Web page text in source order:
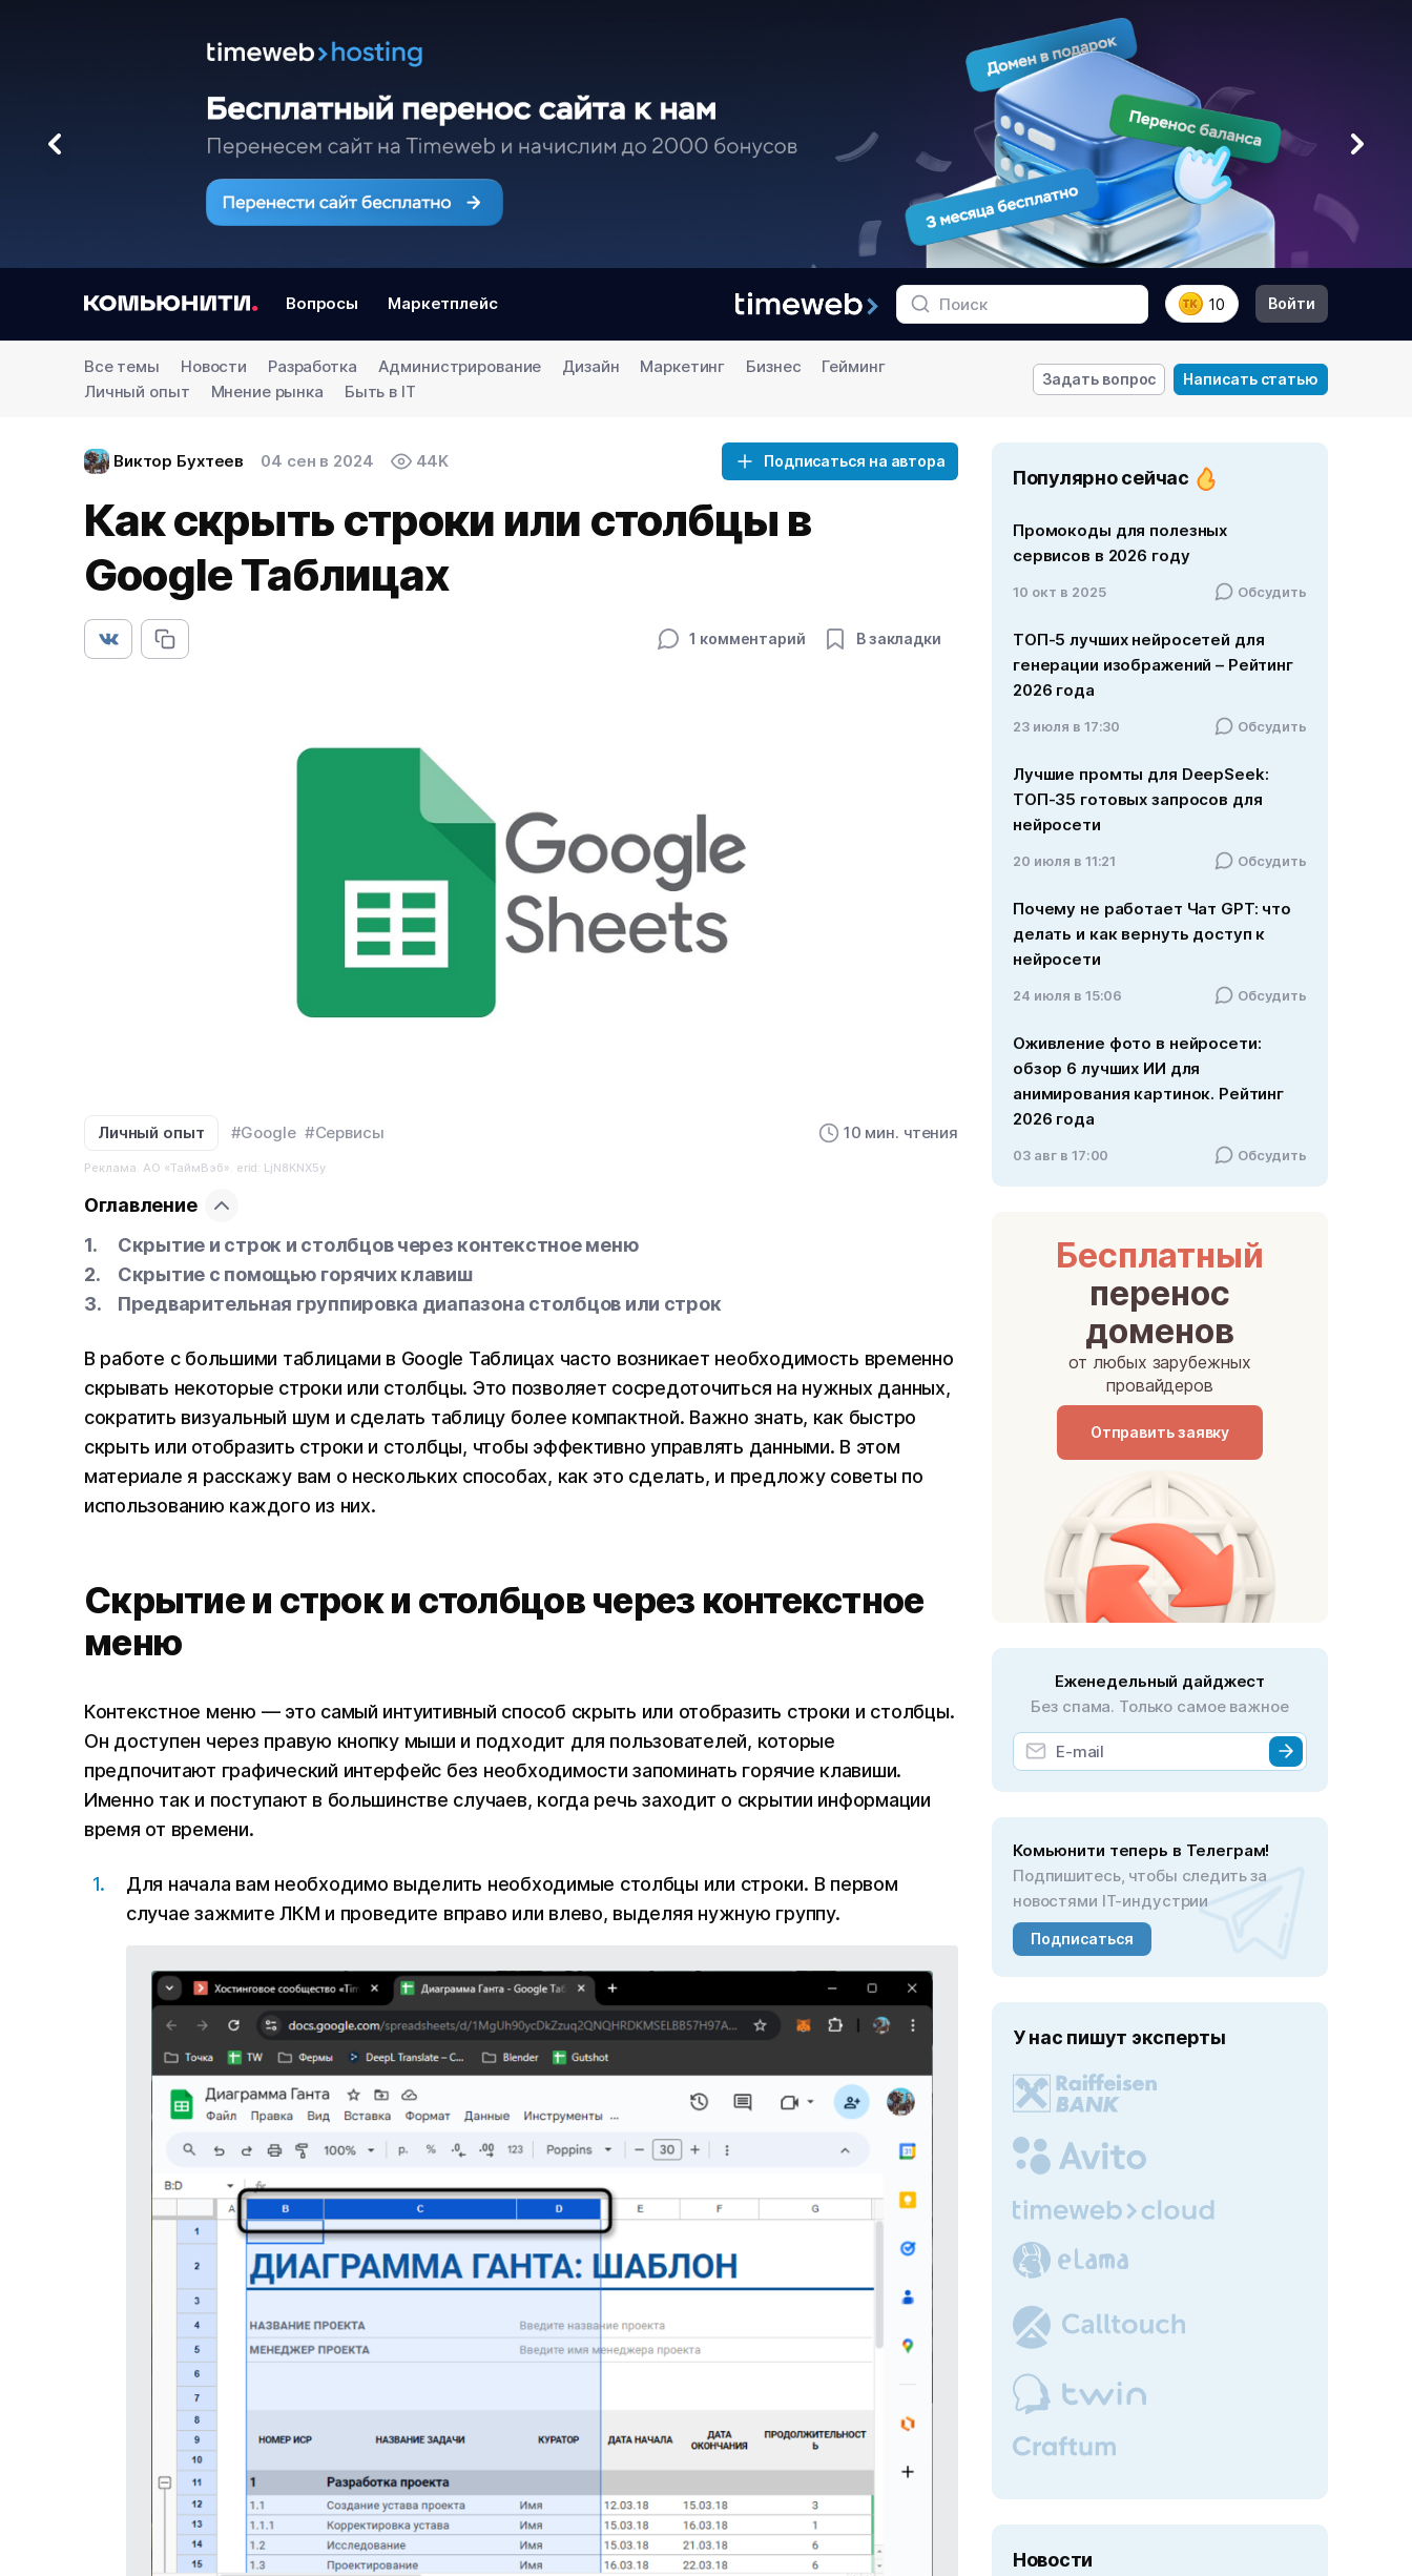
Вопросы Маркетплейс 10 Войти
Все темы Новости Разработка Администрирование Дизайн Маркетинг Бизнес
Гейминг
Личный опыт
Мнение рынка Быть в IT
Задать вопрос Написать статью
Виктор Бухтеев 04 сен в 2024 44K Подписаться на автора
Как скрыть строки или столбцы в
Google Таблицах
1 комментарий В закладки
Личный опыт #Google #Сервисы 10 мин. чтения
Реклама. АО «ТаймВэб». erid: LjN8KNX5y
Оглавление
Скрытие и строк и столбцов через контекстное меню
Скрытие с помощью горячих клавиш
Предварительная группировка диапазона столбцов или строк
В работе с большими таблицами в Google Таблицах часто возникает необходимость временно
скрывать некоторые строки или столбцы. Это позволяет сосредоточиться на нужных данных,
сократить визуальный шум и сделать таблицу более компактной. Важно знать, как быстро
скрыть или отобразить строки и столбцы, чтобы эффективно управлять данными. В этом
материале я расскажу вам о нескольких способах, как это сделать, и предложу советы по
использованию каждого из них.
Скрытие и строк и столбцов через контекстное
меню
Контекстное меню — это самый интуитивный способ скрыть или отобразить строки и столбцы.
Он доступен через правую кнопку мыши и подходит для пользователей, которые
предпочитают графический интерфейс без необходимости запоминать горячие клавиши.
Именно так и поступают в большинстве случаев, когда речь заходит о скрытии информации
время от времени.
Для начала вам необходимо выделить необходимые столбцы или строки. В первом
случае зажмите ЛКМ и проведите вправо или влево, выделяя нужную группу.
Популярно сейчас
Промокоды для полезных
сервисов в 2026 году
10 окт в 2025 Обсудить
ТОП-5 лучших нейросетей для
генерации изображений – Рейтинг
2026 года
23 июля в 17:30 Обсудить
Лучшие промты для DeepSeek:
ТОП-35 готовых запросов для
нейросети
20 июля в 11:21 Обсудить
Почему не работает Чат GPT: что
делать и как вернуть доступ к
нейросети
24 июля в 15:06 Обсудить
Оживление фото в нейросети:
обзор 6 лучших ИИ для
анимирования картинок. Рейтинг
2026 года
03 авг в 17:00 Обсудить
Бесплатный
перенос
доменов
от любых зарубежных
провайдеров
Отправить заявку
Еженедельный дайджест
Без спама. Только самое важное
Комьюнити теперь в Телеграм!
Подпишитесь, чтобы следить за
новостями IT-индустрии
Подписаться
У нас пишут эксперты
Новости